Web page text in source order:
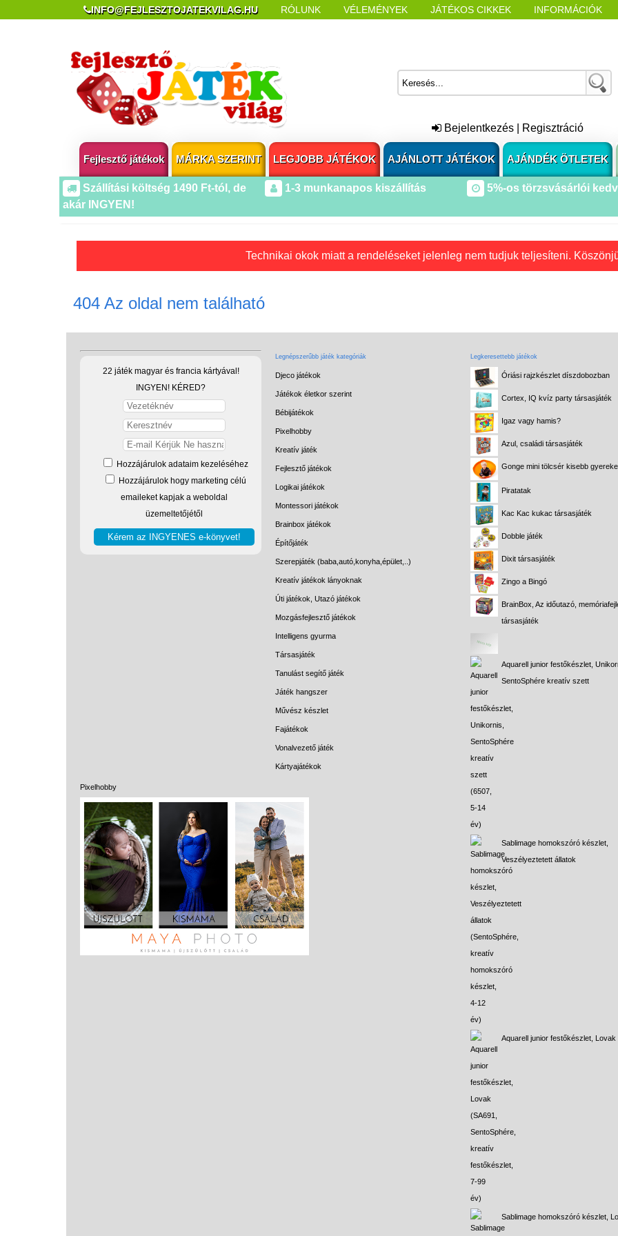
INFO@FEJLESZTOJATEKVILAG.HU RÓLUNK VÉLEMÉNYEK JÁTÉKOS CIKKEK INFORMÁCIÓK
Bejelentkezés Regisztráció
Fejlesztő játékok MÁRKA SZERINT LEGJOBB JÁTÉKOK AJÁNLOTT JÁTÉKOK AJÁNDÉK ÖTLETEK
Szállítási költség 1490 Ft-tól, de
akár INGYEN!
1-3 munkanapos kiszállítás 5%-os törzsvásárlói
Technikai okok miatt a rendeléseket jelenleg nem tudjuk teljesíteni.
404 Az oldal nem található
22 játék magyar és francia kártyával!
INGYEN! KÉRED?
Hozzájárulok adataim kezeléséhez
Hozzájárulok hogy marketing célú
emaileket kapjak a weboldal
üzemeltetőjétől
Pixelhobby
Legnépszerűbb játék kategóriák
Djeco játékok
Játékok életkor szerint
Bébijátékok
Pixelhobby
Kreatív játék
Fejlesztő játékok
Logikai játékok
Montessori játékok
Brainbox játékok
Építőjáték
Szerepjáték (baba,autó,konyha,épület,..)
Kreatív játékok lányoknak
Úti játékok, Utazó játékok
Mozgásfejlesztő játékok
Intelligens gyurma
Társasjáték
Tanulást segítő játék
Játék hangszer
Művész készlet
Fajátékok
Vonalvezető játék
Kártyajátékok
Legkeresettebb játékok
Óriási rajzkészlet díszdobozban
Cortex, IQ kvíz party társasjáték
Igaz vagy hamis?
Azul, családi társasjáték
Gonge mini tölcsér kisebb
Piratatak
Kac Kac kukac társasjáték
Dobble játék
Dixit társasjáték
Zingo a Bingó
BrainBox, Az időutazó,
társasjáték
Aquarell junior festőkészlet,
SentoSphére kreatív szett
Sablimage homokszóró készlet,
Veszélyeztetett állatok
Aquarell junior festőkészlet, Lovak
Sablimage homokszóró készlet,